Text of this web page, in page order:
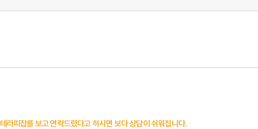
테라피잡를 보고 연락드렸다고 하시면 보다 상담이 쉬워집니다.